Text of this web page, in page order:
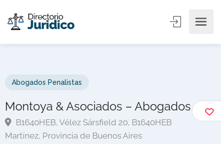
Abogados Penalistas
Montoya & Asociados – Abogados
B1640HEB, Vélez Sársfield 20, B1640HEB
Martínez, Provincia de Buenos Aires